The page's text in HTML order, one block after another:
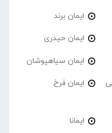
ایمان برند
ایمان حیدری
ایمان سیاهپوشان
ایمان فرخ
ایمانا